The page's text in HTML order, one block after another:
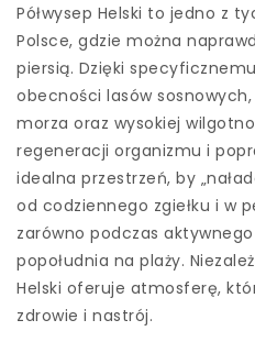
Półwysep Helski to jedno z
Polsce, gdzie można
piersią. Dzięki
obecności lasów
morza oraz wysokiej
regeneracji organizmu i
idealna przestrzeń, by
od codziennego zgiełku i w
zarówno podczas
popołudnia na plaży.
Helski oferuje atmosferę,
zdrowie i nastrój.